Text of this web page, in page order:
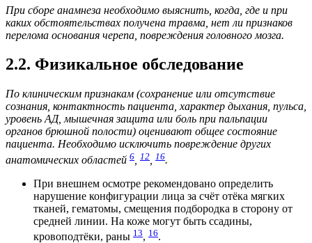
При сборе анамнеза необходимо выяснить, когда, где и при
каких обстоятельствах получена травма, нет ли признаков
перелома основания черепа, повреждения головного мозга.
2.2. Физикальное обследование
По клиническим признакам (сохранение или отсутствие
сознания, контактность пациента, характер дыхания, пульса,
уровень АД, мышечная защита или боль при пальпации
органов брюшной полости) оценивают общее состояние
пациента. Необходимо исключить повреждение других
анатомических областей 6 12 16.
При внешнем осмотре рекомендовано определить
нарушение конфигурации лица за счёт отёка мягких
тканей, гематомы, смещения подбородка в сторону от
средней линии. На коже могут быть ссадины,
кровоподтёки, раны 13, 16.